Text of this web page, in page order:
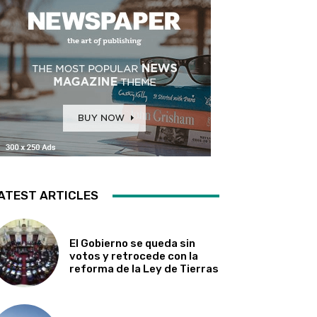
ARTICLES
El Gobierno se queda sin
votos y retrocede con la
reforma de la Ley de Tierras